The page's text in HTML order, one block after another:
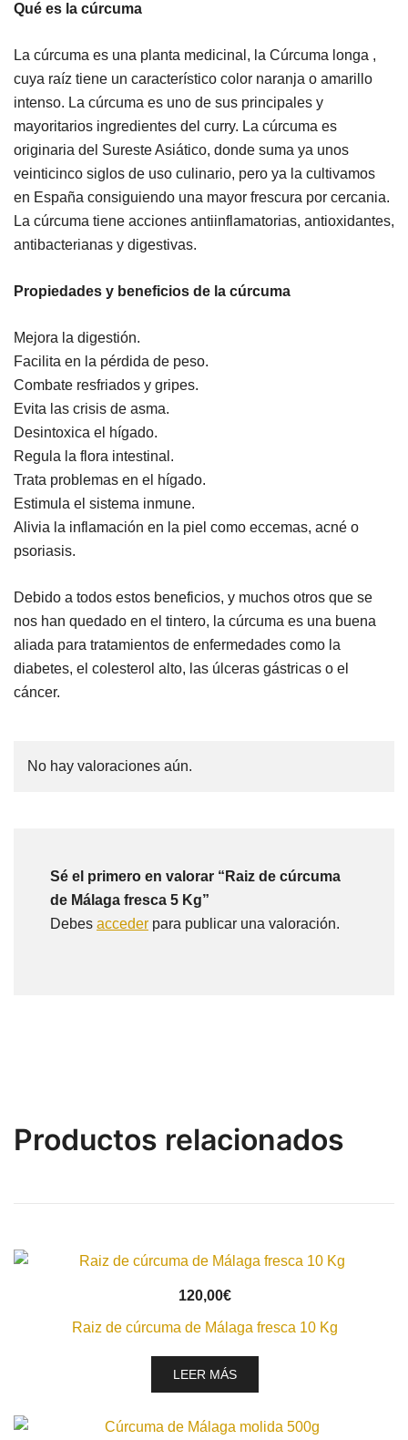
Qué es la cúrcuma
La cúrcuma es una planta medicinal, la Cúrcuma longa ,
cuya raíz tiene un característico color naranja o amarillo
intenso. La cúrcuma es uno de sus principales y
mayoritarios ingredientes del curry. La cúrcuma es
originaria del Sureste Asiático, donde suma ya unos
veinticinco siglos de uso culinario, pero ya la cultivamos
en España consiguiendo una mayor frescura por cercania.
La cúrcuma tiene acciones antiinflamatorias, antioxidantes,
antibacterianas y digestivas.
Propiedades y beneficios de la cúrcuma
Mejora la digestión.
Facilita en la pérdida de peso.
Combate resfriados y gripes.
Evita las crisis de asma.
Desintoxica el hígado.
Regula la flora intestinal.
Trata problemas en el hígado.
Estimula el sistema inmune.
Alivia la inflamación en la piel como eccemas, acné o
psoriasis.
Debido a todos estos beneficios, y muchos otros que se
nos han quedado en el tintero, la cúrcuma es una buena
aliada para tratamientos de enfermedades como la
diabetes, el colesterol alto, las úlceras gástricas o el
cáncer.
No hay valoraciones aún.
Sé el primero en valorar “Raiz de cúrcuma
de Málaga fresca 5 Kg”
Debes acceder para publicar una valoración.
Productos relacionados
VISTA RÁPIDA
120,00€
Raiz de cúrcuma de Málaga fresca 10 Kg
LEER MÁS